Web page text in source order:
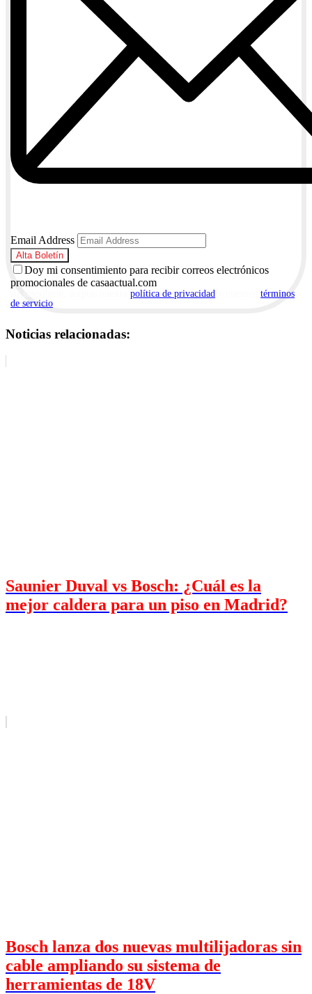
Email Address
Doy mi consentimiento para recibir correos electrónicos
promocionales de casaactual.com
política de privacidad
términos
de servicio
Noticias relacionadas:
Saunier Duval vs Bosch: ¿Cuál es la
mejor caldera para un piso en Madrid?
Bosch lanza dos nuevas multilijadoras sin
cable ampliando su sistema de
herramientas de 18V